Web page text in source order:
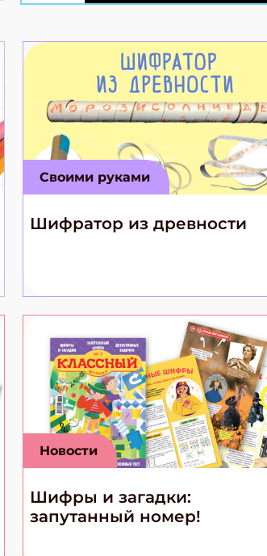
Своими руками
Шифратор из древности
Новости
Шифры и загадки:
запутанный номер!